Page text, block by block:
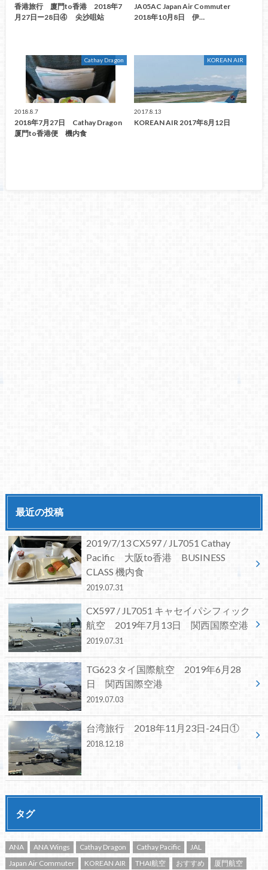
香港旅行 廈門to香港 2018年7
月27日ー28日④ 尖沙咀站
JA05AC Japan Air Commuter
2018年10月8日 伊…
Cathay Dragon
2018.8.7
2018年7月27日 Cathay Dragon
厦門to香港便 機内食
KOREAN AIR
2017.8.13
KOREAN AIR 2017年8月12日
最近の投稿
2019/7/13 CX597 / JL7051 Cathay
Pacific 大阪to香港 BUSINESS
CLASS 機内食
2019.07.31
CX597 / JL7051 キャセイパシフィック
航空 2019年7月13日 関西国際空港
2019.07.31
TG623 タイ国際航空 2019年6月28
日 関西国際空港
2019.07.03
台湾旅行 2018年11月23日-24日①
2018.12.18
タグ
ANA ANA Wings Cathay Dragon Cathay Pacific
JAL
Japan Air Commuter
KOREAN AIR THAI航空 おすすめ 厦門航空